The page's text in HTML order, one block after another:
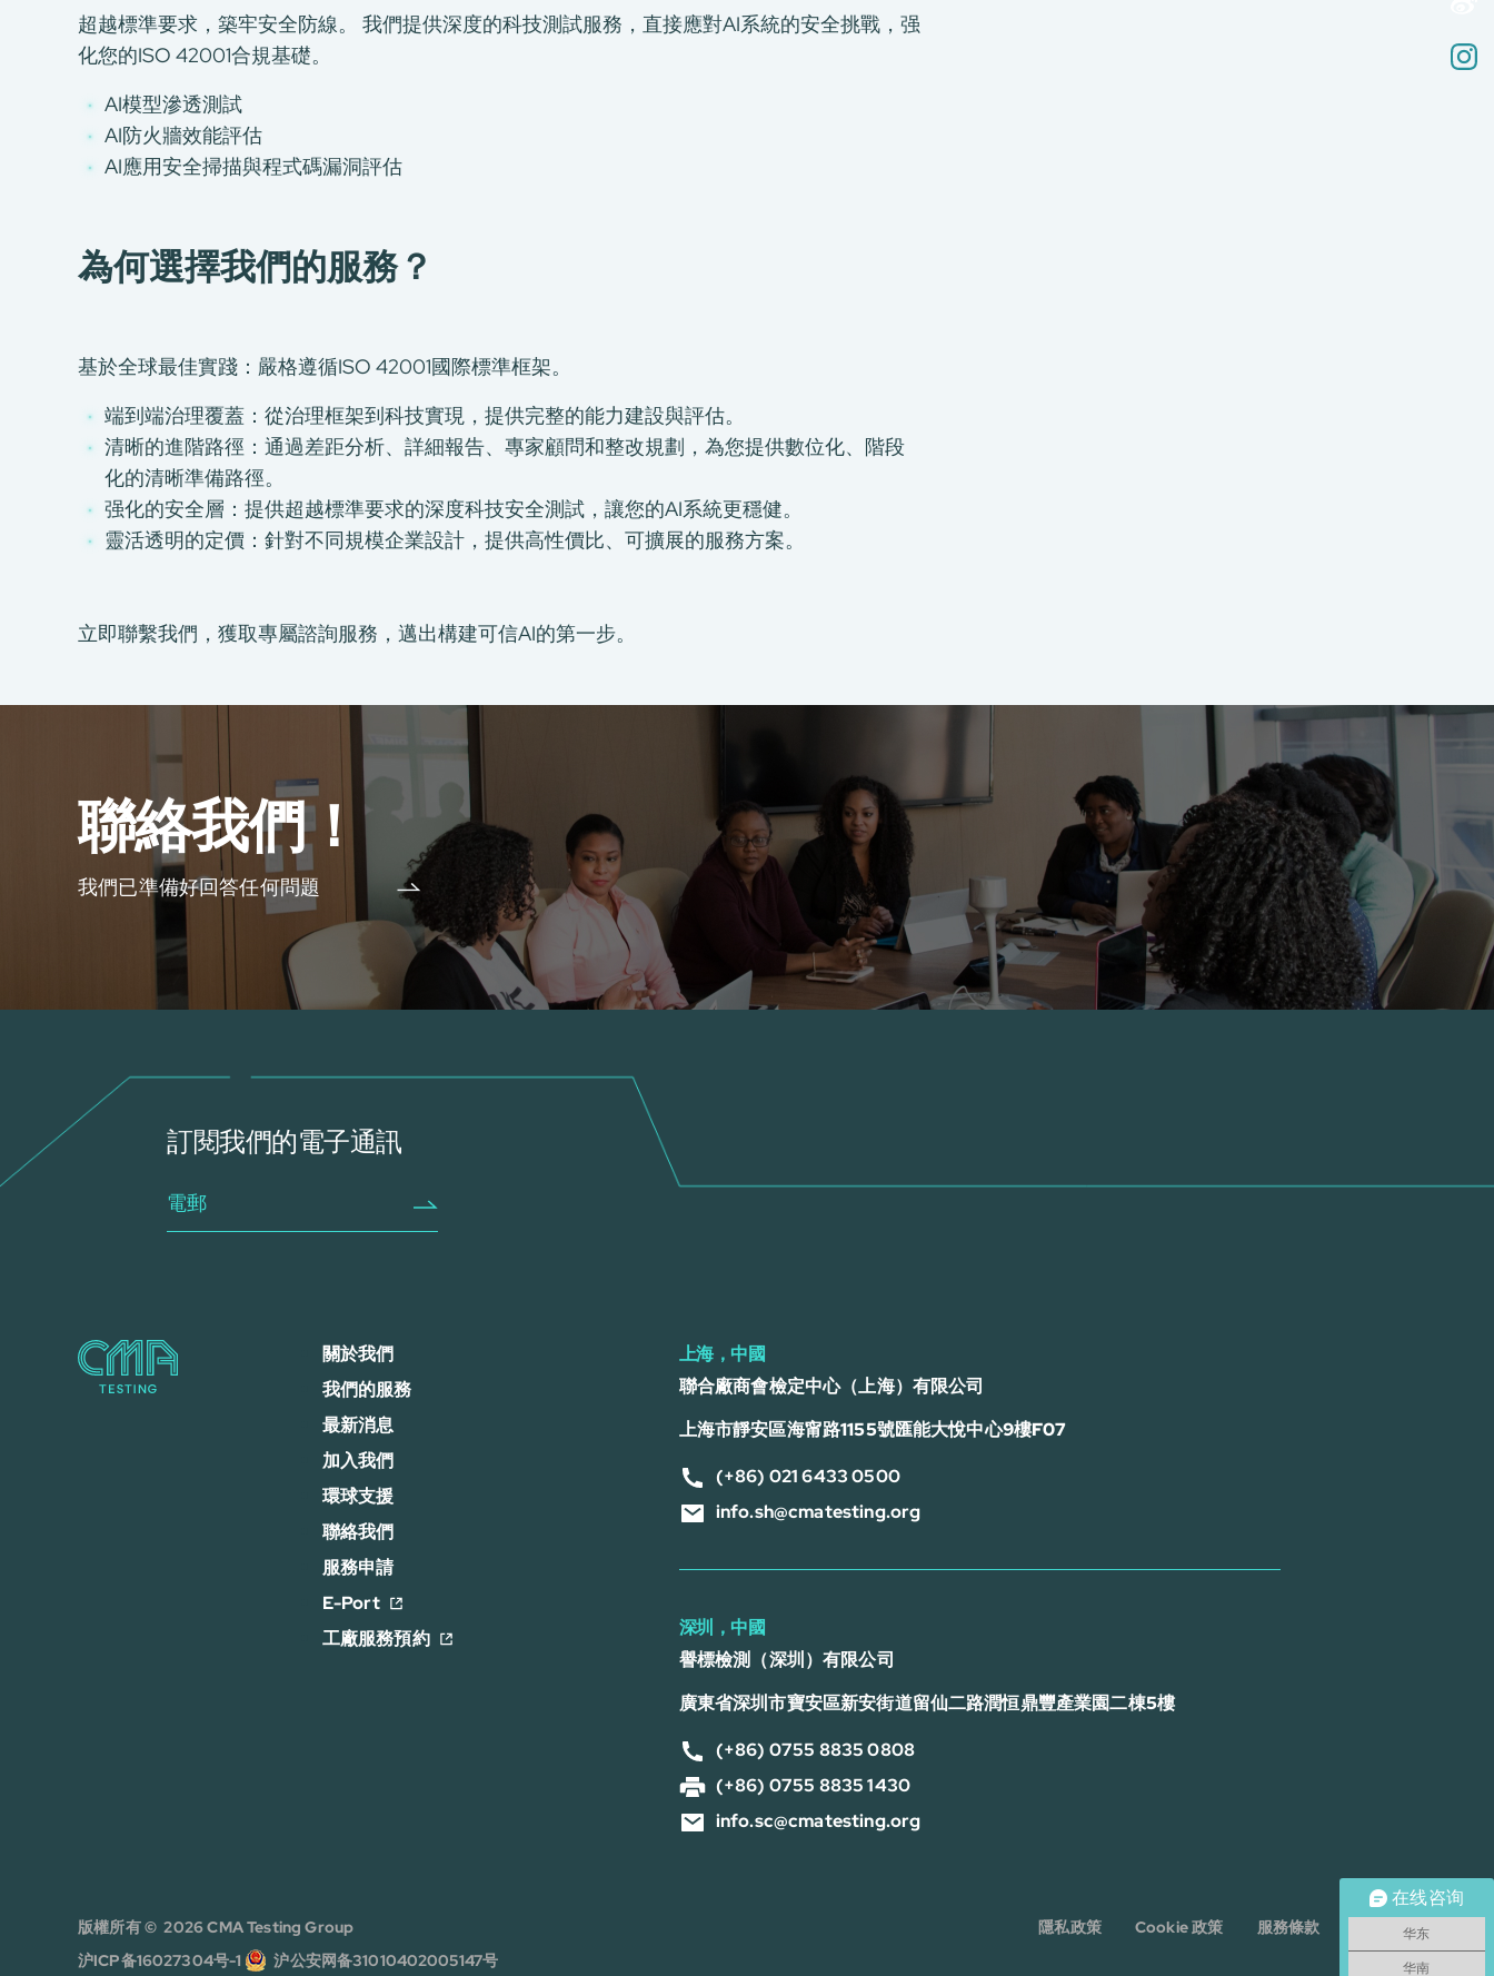
最新消息
加入我們
聯絡我們
E-Port
服務申請
超越標準要求，築牢安全防線。 我們提供深度的科技測試服務，直接應對AI系統的安全挑戰，强
化您的ISO 42001合規基礎。
AI模型滲透測試
AI防火牆效能評估
AI應用安全掃描與程式碼漏洞評估
為何選擇我們的服務？
基於全球最佳實踐：嚴格遵循ISO 42001國際標準框架。
端到端治理覆蓋：從治理框架到科技實現，提供完整的能力建設與評估。
清晰的進階路徑：通過差距分析、詳細報告、專家顧問和整改規劃，為您提供數位化、階段
化的清晰準備路徑。
强化的安全層：提供超越標準要求的深度科技安全測試，讓您的AI系統更穩健。
靈活透明的定價：針對不同規模企業設計，提供高性價比、可擴展的服務方案。
立即聯繫我們，獲取專屬諮詢服務，邁出構建可信AI的第一步。
聯絡我們！
我們已準備好回答任何問題
訂閱我們的電子通訊
關於我們
我們的服務
最新消息
加入我們
環球支援
聯絡我們
服務申請
E-Port
工廠服務預約
上海，中國
聯合廠商會檢定中心（上海）有限公司
上海市靜安區海甯路1155號匯能大悅中心9樓F07
(+86) 021 6433 0500
info.sh@cmatesting.org
深圳，中國
譽標檢測（深圳）有限公司
廣東省深圳市寶安區新安街道留仙二路潤恒鼎豐產業園二棟5樓
(+86) 0755 8835 0808
(+86) 0755 8835 1430
info.sc@cmatesting.org
版權所有 © 2026 CMA Testing Group
沪ICP备16027304号-1
沪公安网备31010402005147号
隱私政策 Cookie 政策 服務條款 免責聲明
在线咨询
华东
华南